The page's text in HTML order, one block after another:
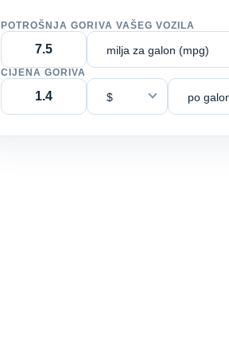
POTROŠNJA GORIVA VAŠEG VOZILA
milja za galon (mpg)
CIJENA GORIVA
$ po